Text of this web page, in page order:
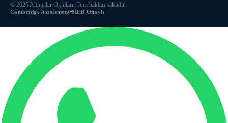
© 2026Altıneller Okulları. Tüm hakları saklıdır.
Cambridge Assessment MEB Onaylı